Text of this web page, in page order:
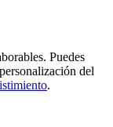
Puedes
del
.